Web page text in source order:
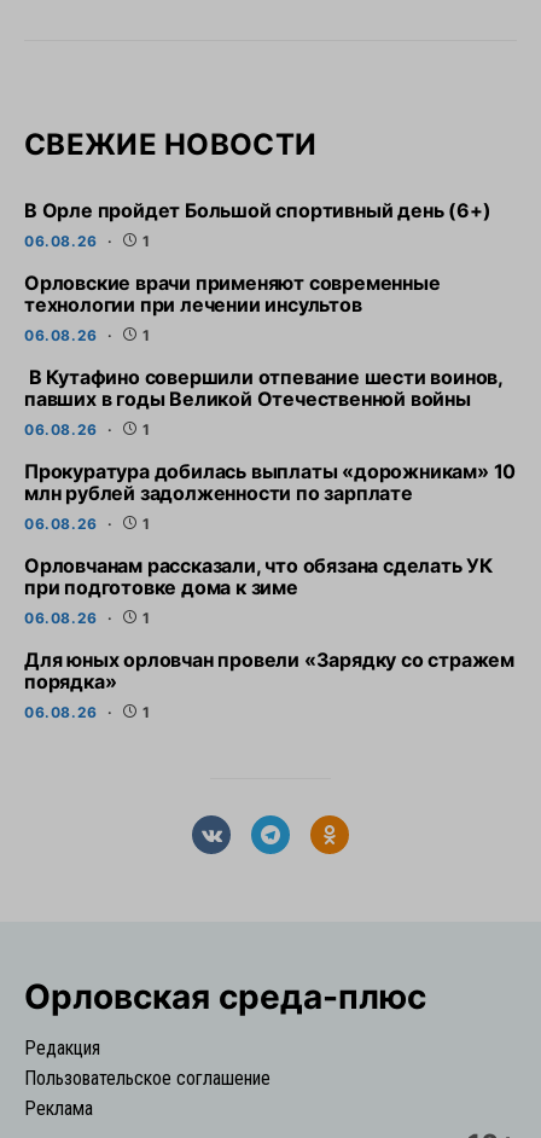
СВЕЖИЕ НОВОСТИ
В Орле пройдет Большой спортивный день (6+)
06.08.26 1
Орловские врачи применяют современные
технологии при лечении инсультов
06.08.26 1
В Кутафино совершили отпевание шести воинов,
павших в годы Великой Отечественной войны
06.08.26 1
Прокуратура добилась выплаты «дорожникам» 10
млн рублей задолженности по зарплате
06.08.26 1
Орловчанам рассказали, что обязана сделать УК
при подготовке дома к зиме
06.08.26 1
Для юных орловчан провели «Зарядку со стражем
порядка»
06.08.26 1
Орловская cреда-плюс
Редакция
Пользовательское соглашение
Реклама